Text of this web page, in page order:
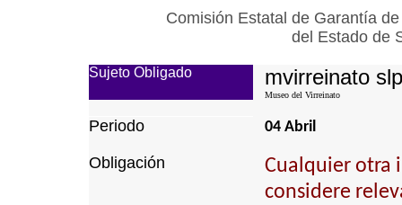
Comisión Estatal de Garantía
del Estado de
Sujeto Obligado mvirreinato slp
Museo del Virreinato
Periodo 04 Abril
Obligación
Cualquier otra
considere